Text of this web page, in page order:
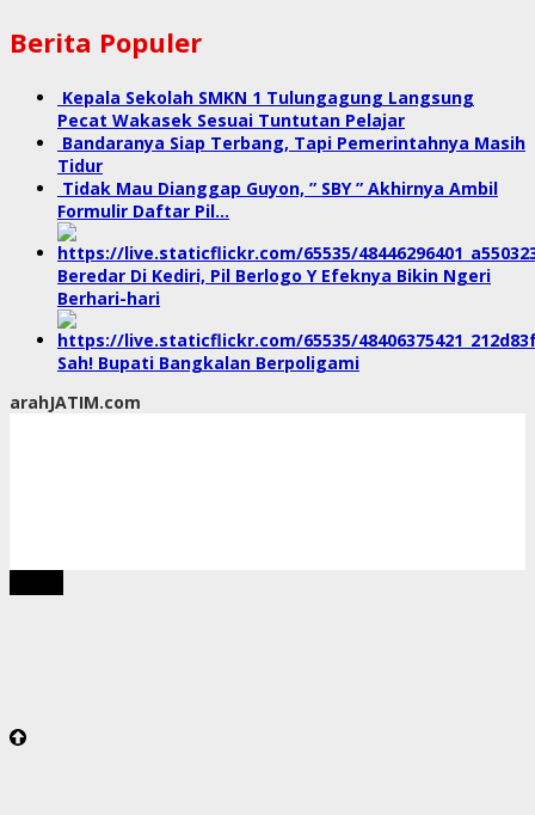
Berita Populer
Kepala Sekolah SMKN 1 Tulungagung Langsung
Pecat Wakasek Sesuai Tuntutan Pelajar
Bandaranya Siap Terbang, Tapi Pemerintahnya Masih
Tidur
Tidak Mau Dianggap Guyon, ” SBY ” Akhirnya Ambil
Formulir Daftar Pil…
Beredar Di Kediri, Pil Berlogo Y Efeknya Bikin Ngeri
Berhari-hari
Sah! Bupati Bangkalan Berpoligami
arahJATIM.com